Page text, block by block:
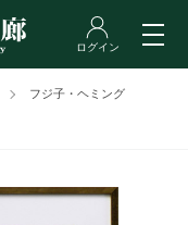
フジ子・ヘミング